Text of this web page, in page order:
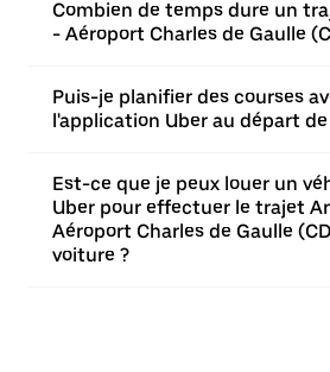
Combien de temps dure un
- Aéroport Charles de Gaulle
Puis-je planifier des courses
l'application Uber au départ
Est-ce que je peux louer un
Uber pour effectuer le trajet
Aéroport Charles de Gaulle
voiture ?